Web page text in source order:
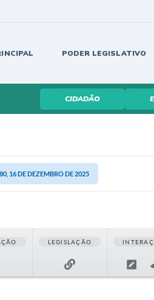
PODER LEGISLATIVO
CIDADÃO
16 DE DEZEMBRO DE 2025
LEGISLAÇÃO